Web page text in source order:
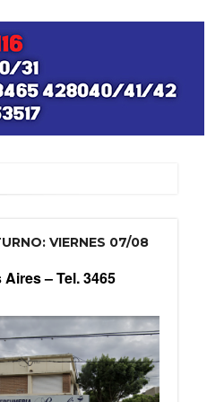
VIERNES 07/08
Aires –Tel. 3465